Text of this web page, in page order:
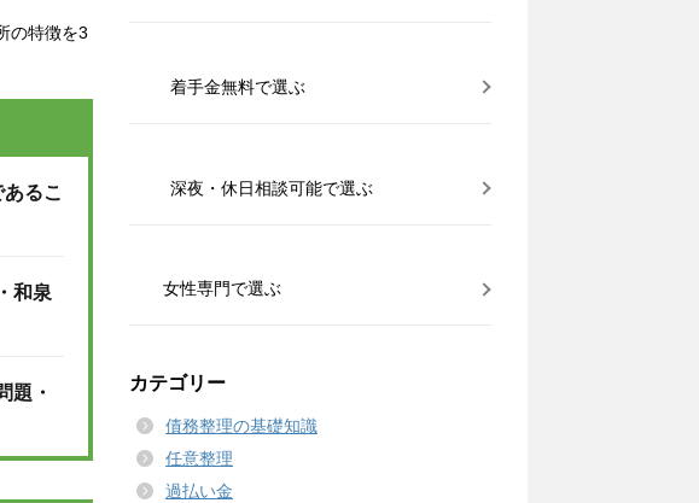
の特徴を3
るこ
和泉
題・
着手金無料で選ぶ
深夜・休日相談可能で選ぶ
女性専門で選ぶ
カテゴリー
債務整理の基礎知識
任意整理
過払い金